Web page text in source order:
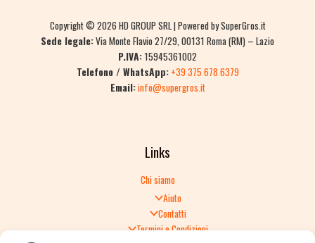
Copyright © 2026 HD GROUP SRL | Powered by SuperGros.it
Sede legale:Via Monte Flavio 27/29, 00131 Roma (RM) – Lazio
P.IVA:15945361002
Telefono / WhatsApp: +39 375 678 6379
Email:info@supergros.it
Links
Chi siamo
Aiuto
Contatti
Termini e Condizioni